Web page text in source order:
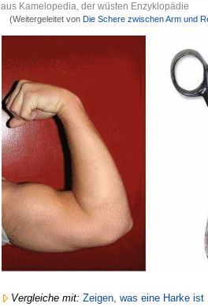
aus Kamelopedia, der wüsten Enzyklopädie
(Weitergeleitet von Die Schere zwischen Arm und
Vergleiche mit: Zeigen, was eine Harke ist